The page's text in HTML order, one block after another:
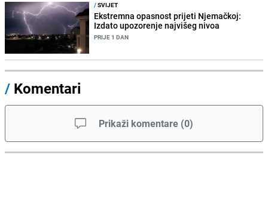
/SVIJET
Ekstremna opasnost prijeti Njemačkoj:
Izdato upozorenje najvišeg nivoa
PRIJE 1 DAN
/ Komentari
Prikaži komentare (0)